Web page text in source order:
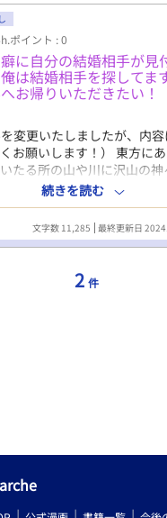
ますが、二人の心の機微
ですが、それでも良ければ
です。 R18要素は入れる
す。題名に※ついたらR18
で、ご了承下さい。 誤字
けますと助かります。 良け
因みに表紙は、イメージを
です。 ムーンライトノベ
ポイント : 0
に自分の結婚相手が見
は結婚相手を探してま
お帰りいただきたい！
変更いたしましたが、内
お願いします！） 東方にあ
たる所の山や川に沢山の
神になり、付喪神（つくも
国は、令和と呼ばれる今
（やおよろずのかみ）がい
の結婚相手を見付けない
タバタコメディタッチBLで
が現れた！ 大学生の一樹
続きを読む
文字数 11,285 最終更新日
2 件